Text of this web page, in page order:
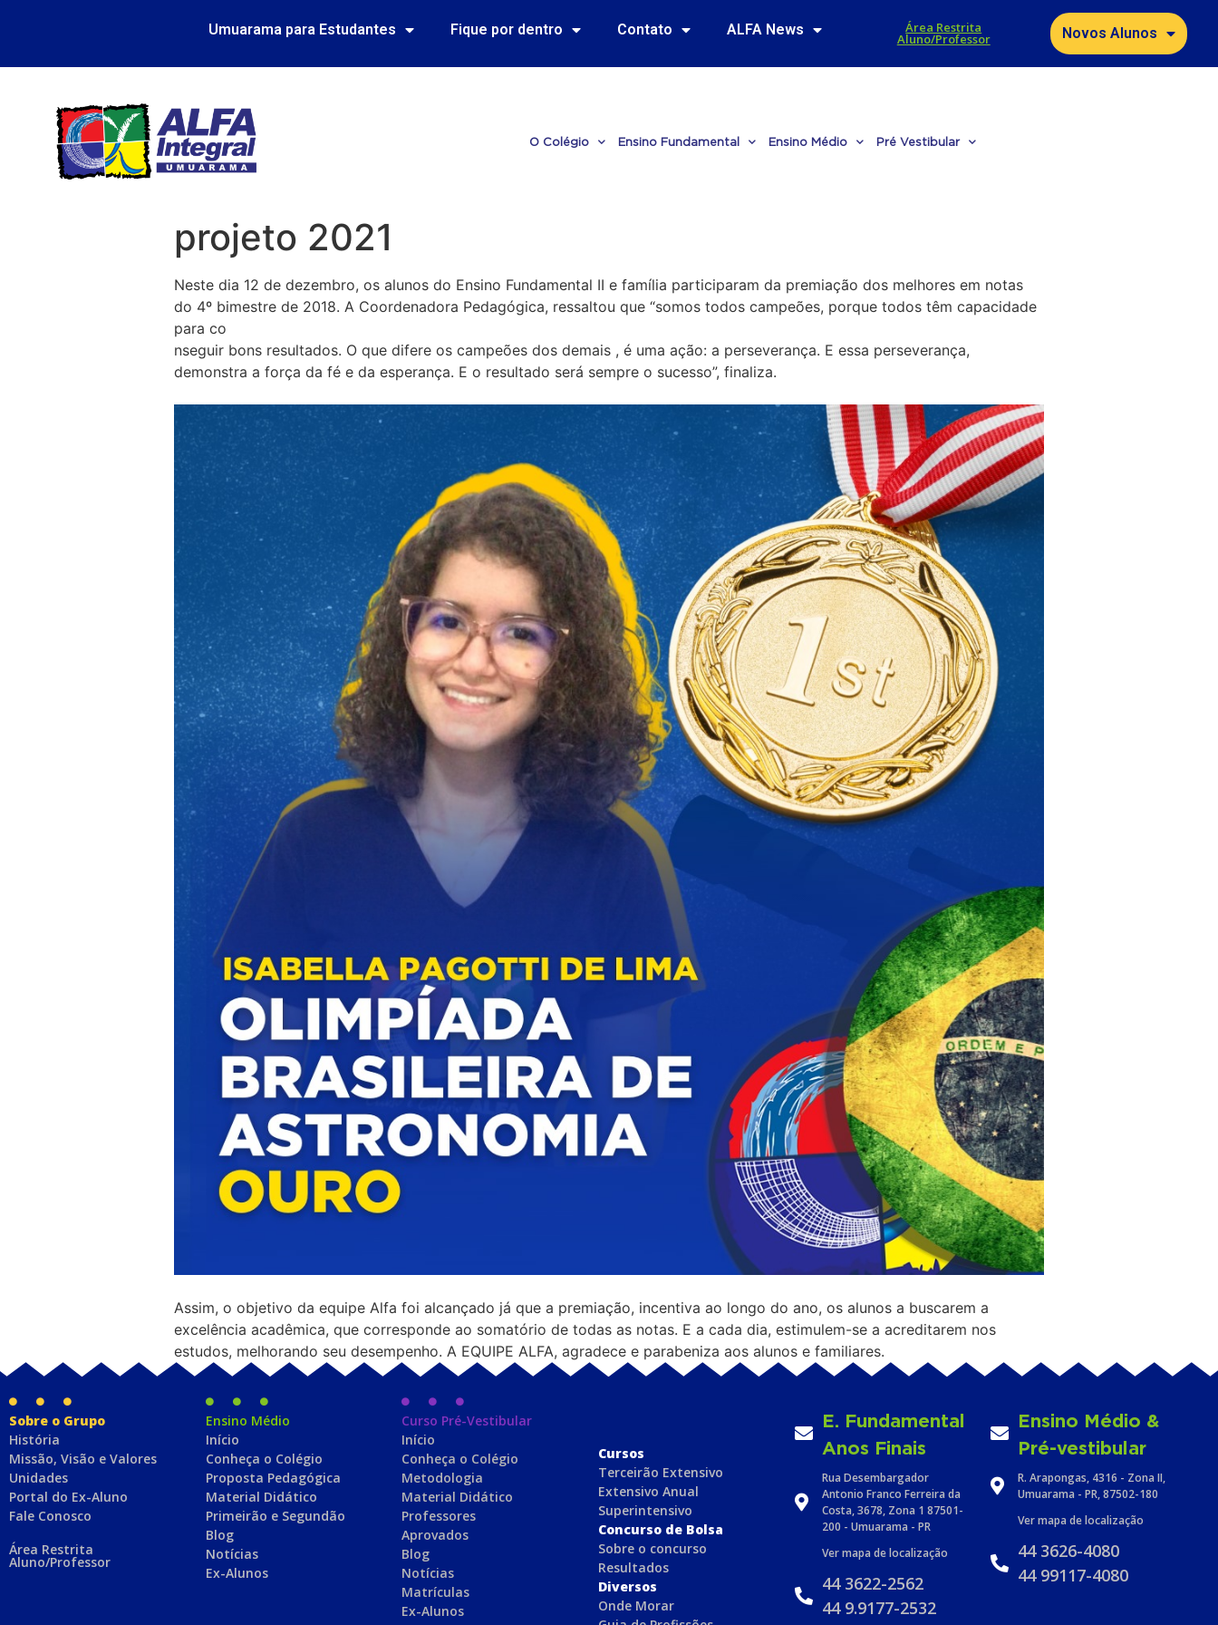
Umuarama para Estudantes Fique por dentro Contato ALFA News Área Restrita
Aluno/Professor Novos Alunos
O Colégio Ensino Fundamental Ensino Médio Pré Vestibular
projeto 2021
Neste dia 12 de dezembro, os alunos do Ensino Fundamental II e família participaram da premiação dos melhores em notas
do 4º bimestre de 2018. A Coordenadora Pedagógica, ressaltou que “somos todos campeões, porque todos têm capacidade
para co
nseguir bons resultados. O que difere os campeões dos demais , é uma ação: a perseverança. E essa perseverança,
demonstra a força da fé e da esperança. E o resultado será sempre o sucesso”, finaliza.
Assim, o objetivo da equipe Alfa foi alcançado já que a premiação, incentiva ao longo do ano, os alunos a buscarem a
excelência acadêmica, que corresponde ao somatório de todas as notas. E a cada dia, estimulem-se a acreditarem nos
estudos, melhorando seu desempenho. A EQUIPE ALFA, agradece e parabeniza aos alunos e familiares.
Sobre o Grupo
História
Missão, Visão e Valores
Unidades
Portal do Ex-Aluno
Fale Conosco
Área Restrita
Aluno/Professor
Ensino Médio
Início
Conheça o Colégio
Proposta Pedagógica
Material Didático
Primeirão e Segundão
Blog
Notícias
Ex-Alunos
Curso Pré-Vestibular
Início
Conheça o Colégio
Metodologia
Material Didático
Professores
Aprovados
Blog
Notícias
Matrículas
Ex-Alunos
Cursos
Terceirão Extensivo
Extensivo Anual
Superintensivo
Concurso de Bolsa
Sobre o concurso
Resultados
Diversos
Onde Morar
E. Fundamental
Anos Finais
Rua Desembargador
Antonio Franco Ferreira da
Costa, 3678, Zona 1 87501-
200 - Umuarama - PR
Ver mapa de localização
44 3622-2562
44 9.9177-2532
Ensino Médio &
Pré-vestibular
R. Arapongas, 4316 - Zona II,
Umuarama - PR, 87502-180
Ver mapa de localização
44 3626-4080
44 99117-4080